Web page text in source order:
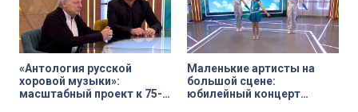
«Антология русской
хоровой музыки»:
масштабный проект к 75-
Маленькие артисты на
большой сцене:
юбилейный концерт